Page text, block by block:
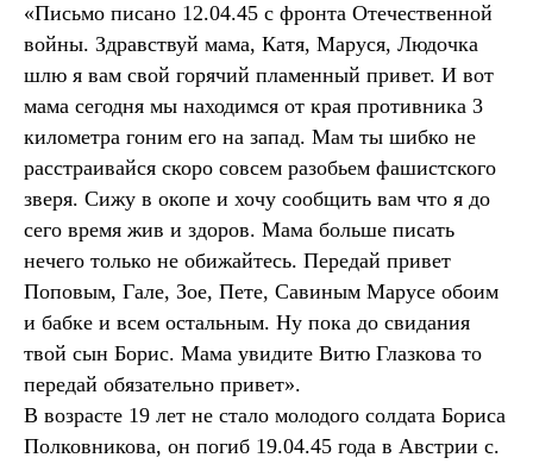
«Письмо писано 12.04.45 с фронта Отечественной
войны. Здравствуй мама, Катя, Маруся, Людочка
шлю я вам свой горячий пламенный привет. И вот
мама сегодня мы находимся от края противника 3
километра гоним его на запад. Мам ты шибко не
расстраивайся скоро совсем разобьем фашистского
зверя. Сижу в окопе и хочу сообщить вам что я до
сего время жив и здоров. Мама больше писать
нечего только не обижайтесь. Передай привет
Поповым, Гале, Зое, Пете, Савиным Марусе обоим
и бабке и всем остальным. Ну пока до свидания
твой сын Борис. Мама увидите Витю Глазкова то
передай обязательно привет».
В возрасте 19 лет не стало молодого солдата Бориса
Полковникова, он погиб 19.04.45 года в Австрии с.